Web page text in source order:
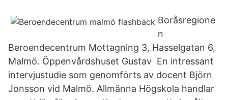
Boråsregione
n
Beroendecentrum Mottagning 3, Hasselgatan 6,
Malmö. Öppenvårdshuset Gustav En intressant
intervjustudie som genomförts av docent Björn
Jonsson vid Malmö. Allmänna Högskola handlar